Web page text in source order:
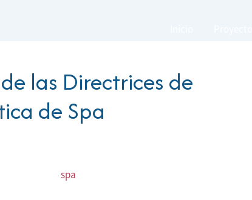
las Directrices de
de Spa